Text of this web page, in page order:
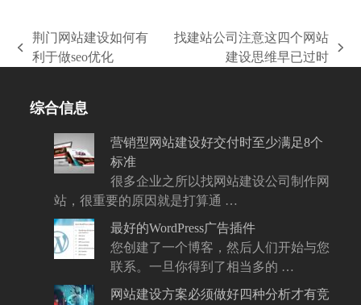
上
文
荆门网站建设如何有
利于做seo优化
章:
找建站公司注意这四个网站
建设思维早已过时
综合信息
营销型网站建设好交付时至少满足8个
标准
很多企业之所以找网站建设公司制作网
站，很重要的原因就是打算通 …
最好的WordPress广告插件
您创建了一个博客，然后人们开始与您
联系。一旦你得到了相当多的 …
网站建设方案必须做好四种分析才有竞